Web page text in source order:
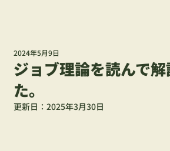
ジョブ理論を読んで
た。
2024年5月9日
更新日：2025年3月30日